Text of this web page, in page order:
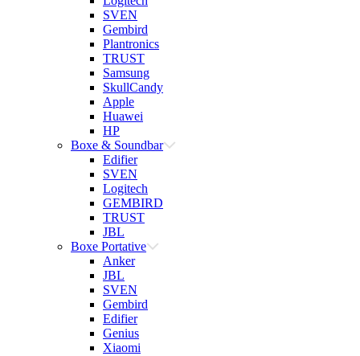
SVEN
Gembird
Plantronics
TRUST
Samsung
SkullCandy
Apple
Huawei
HP
Boxe & Soundbar
Edifier
SVEN
Logitech
GEMBIRD
TRUST
JBL
Boxe Portative
Anker
JBL
SVEN
Gembird
Edifier
Genius
Xiaomi